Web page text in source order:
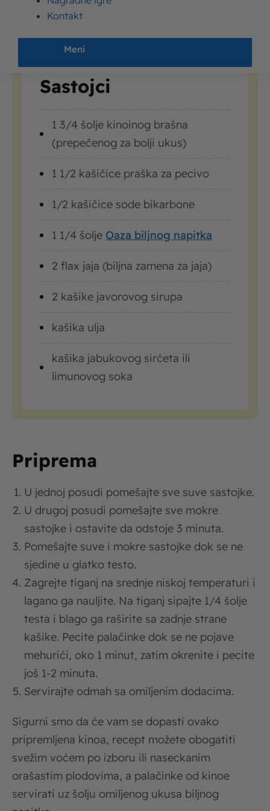
Kontakt
Meni
palačinkeod kinoe sa minimalno kalorija, a
Sastojci
1 3/4 šolje kinoinog brašna
(prepečenog za bolji ukus)
1 1/2 kašičice praška za pecivo
1/2 kašičice sode bikarbone
1 1/4 šolje Oaza biljnog napitka
2 flax jaja (biljna zamena za jaja)
2 kašike javorovog sirupa
kašika ulja
kašika jabukovog sirćeta ili
limunovog soka
Priprema
U jednoj posudi pomešajte sve suve sastojke.
U drugoj posudi pomešajte sve mokre
sastojke i ostavite da odstoje 3 minuta.
Pomešajte suve i mokre sastojke dok se ne
sjedine u glatko testo.
Zagrejte tiganj na srednje niskoj temperaturi i
lagano ga nauljite. Na tiganj sipajte 1/4 šolje
testa i blago ga raširite sa zadnje strane
kašike. Pecite palačinke dok se ne pojave
mehurići, oko 1 minut, zatim okrenite i pecite
još 1-2 minuta.
Servirajte odmah sa omiljenim dodacima.
Sigurni smo da će vam se dopasti ovako
pripremljena kinoa, recept možete obogatiti
svežim voćem po izboru ili naseckanim
orašastim plodovima, a palačinke od kinoe
servirati uz šolju omiljenog ukusa biljnog